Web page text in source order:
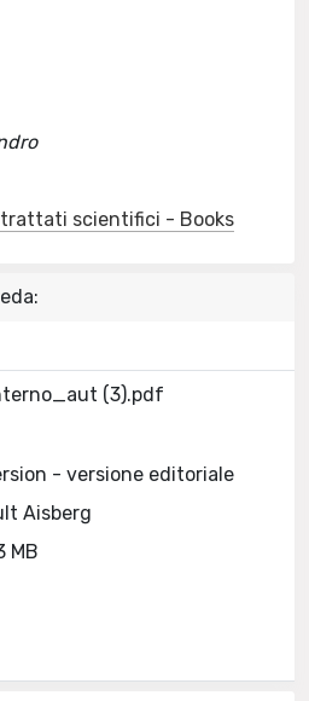
trattati scientifici - Books
(3).pdf
- versione editoriale
Aisberg
MB